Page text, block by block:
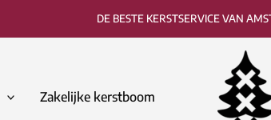
DE BESTE KERSTSERVICE VAN
Zakelijke kerstboom